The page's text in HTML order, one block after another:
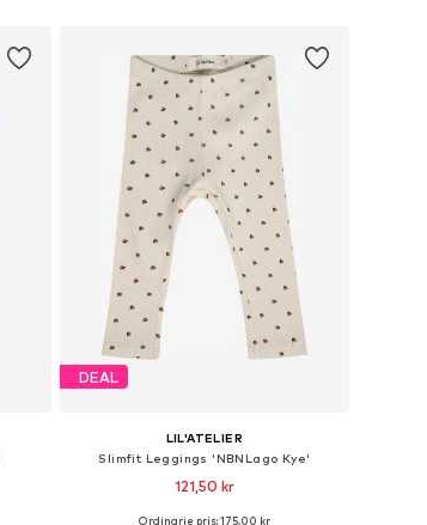
DEAL
LIL'ATELIER
Slimfit Leggings 'NBNLago Kye'
121,50 kr
Ordinarie pris: 175,00 kr